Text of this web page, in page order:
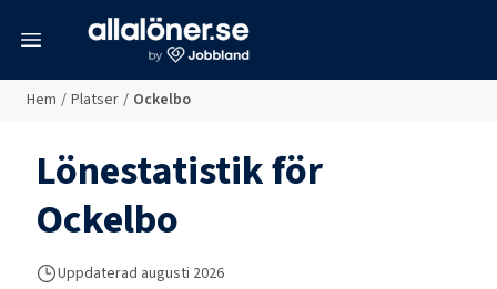
Hem / Platser / Ockelbo
Lönestatistik för
Ockelbo
Uppdaterad augusti 2026